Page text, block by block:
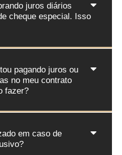
juros diários
cheque especial. Isso
pagando juros ou
no meu contrato
fazer?
em caso de